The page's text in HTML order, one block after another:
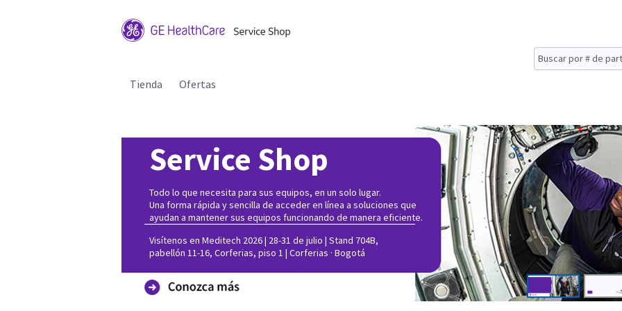
Tienda Ofertas
Service Shop
Todo lo que necesita para sus equipos, en un solo lugar.
Una forma rápida y sencilla de acceder en línea a soluciones que
ayudan a mantener sus equipos funcionando de manera eficiente.
Visítenos en Meditech 2026 | 28-31 de julio | Stand 704B,
pabellón 11-16, Corferias, piso 1 | Corferias · Bogotá